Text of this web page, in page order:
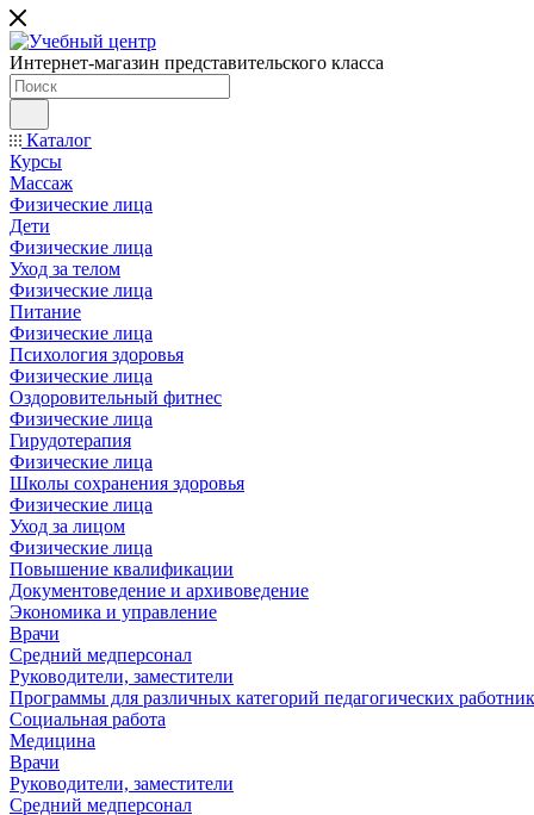
Интернет-магазин представительского класса
Каталог
Курсы
Массаж
Физические лица
Дети
Физические лица
Уход за телом
Физические лица
Питание
Физические лица
Психология здоровья
Физические лица
Оздоровительный фитнес
Физические лица
Гирудотерапия
Физические лица
Школы сохранения здоровья
Физические лица
Уход за лицом
Физические лица
Повышение квалификации
Документоведение и архивоведение
Экономика и управление
Врачи
Средний медперсонал
Руководители, заместители
Программы для различных категорий педагогических
Социальная работа
Медицина
Врачи
Руководители, заместители
Средний медперсонал